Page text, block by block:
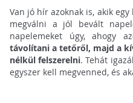
Van jó hír azoknak is, akik
megválni a jól bevált
napelemeket úgy, ahogy
távolítani a tetőről, majd a
nélkül felszerelni. Tehát
egyszer kell megvenned, és